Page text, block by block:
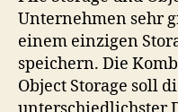
Unternehmen sehr
einem einzigen
speichern. Die
Object Storage soll